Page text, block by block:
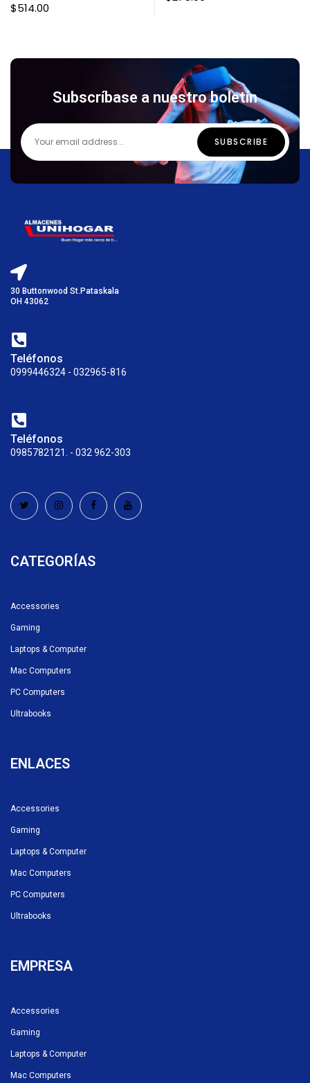
$514.00
Subscríbase a nuestro boletín
30 Buttonwood St.Pataskala
OH 43062
Teléfonos
0999446324 - 032965-816
Teléfonos
0985782121. - 032 962-303
CATEGORÍAS
Accessories
Gaming
Laptops & Computer
Mac Computers
PC Computers
Ultrabooks
ENLACES
Accessories
Gaming
Laptops & Computer
Mac Computers
PC Computers
Ultrabooks
EMPRESA
Accessories
Gaming
Laptops & Computer
Mac Computers